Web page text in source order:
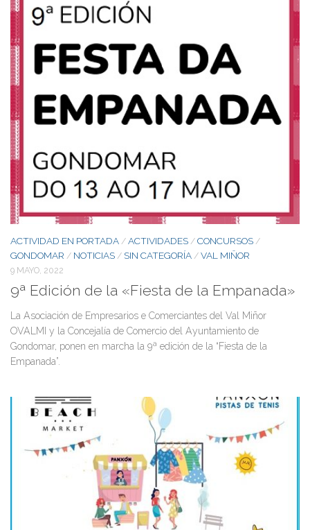
ACTIVIDAD EN PORTADA / ACTIVIDADES / CONCURSOS /
GONDOMAR / NOTICIAS / SIN CATEGORÍA / VAL MIÑOR
9 MAYO, 2022
9ª Edición de la «Fiesta de la Empanada»
La Asociación de Empresarios e Comerciantes del Val Miñor
OVALMI y la Concejalía de Comercio del Ayuntamiento de
Gondomar, ponen en marcha la 9ª edición de la “Fiesta de la
Empanada”.